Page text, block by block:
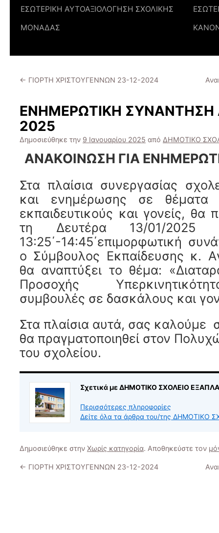
ΕΣΩΤΕΡΙΚΗ ΑΥΤΟΑΞΙΟΛΟΓΗΣΗ ΣΧΟΛΙΚΗΣ
ΜΟΝΑΔΑΣ
← ΓΙΟΡΤΗ ΧΡΙΣΤΟΥΓΕΝΝΩΝ 23-12-2024
ΕΝΗΜΕΡΩΤΙΚΗ ΣΥΝΑΝΤΗΣΗ
2025
Δημοσιεύθηκε την 9 Ιανουαρίου 2025 από ΔΗΜΟΤΙΚΟ
ΑΝΑΚΟΙΝΩΣΗ ΓΙΑ
Στα πλαίσια συνεργασίας
και ενημέρωσης σε θέματα
εκπαιδευτικούς και γονείς, θα
τη Δευτέρα 13/01/
13:25΄-14:45΄επιμορφωτική
ο Σύμβουλος Εκπαίδευσης κ.
θα αναπτύξει το θέμα:
Προσοχής
συμβουλές σε δασκάλους και
Στα πλαίσια αυτά, σας καλούμε
θα πραγματοποιηθεί στον
του σχολείου.
Σχετικά με ΔΗΜΟΤΙΚΟ ΣΧΟΛΕΙΟ
Περισσότερες πληροφορίες
Δείτε όλα τα άρθρα του/της ΔΗΜΟΤΙΚΟ
Δημοσιεύθηκε στην Χωρίς κατηγορία. Αποθηκεύστε τον
← ΓΙΟΡΤΗ ΧΡΙΣΤΟΥΓΕΝΝΩΝ 23-12-2024